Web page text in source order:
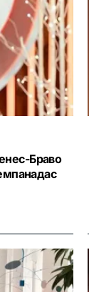
Браво